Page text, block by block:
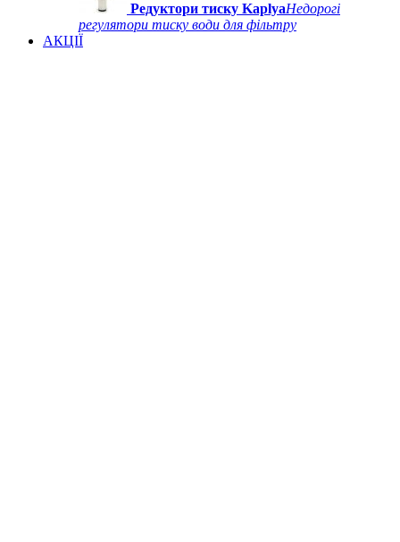
Редуктори тиску KaplyaНедорогі
регулятори тиску води для фільтру
АКЦІЇ